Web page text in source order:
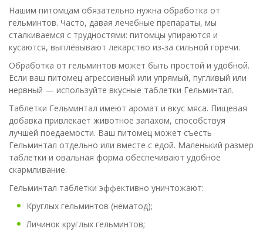
Нашим питомцам обязательно нужна обработка от
гельминтов. Часто, давая лечебные препараты, мы
сталкиваемся с трудностями: питомцы упираются и
кусаются, выплёвывают лекарство из-за сильной горечи.
Обработка от гельминтов может быть простой и удобной.
Если ваш питомец агрессивный или упрямый, пугливый или
нервный — используйте вкусные таблетки Гельминтал.
Таблетки Гельминтал имеют аромат и вкус мяса. Пищевая
добавка привлекает животное запахом, способствуя
лучшей поедаемости. Ваш питомец может съесть
Гельминтал отдельно или вместе с едой. Маленький размер
таблетки и овальная форма обеспечивают удобное
скармливание.
Гельминтал таблетки эффективно уничтожают:
Круглых гельминтов (нематод);
Личинок круглых гельминтов;